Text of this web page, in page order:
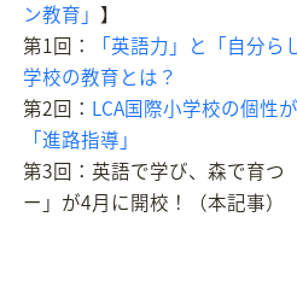
ン教育」】
第1回：
「英語力」と「自分
学校の教育とは？
第2回： LCA国際小学校の個性
「進路指導」
第3回：英語で学び、森で育つ
ー」が4月に開校！（本記事）